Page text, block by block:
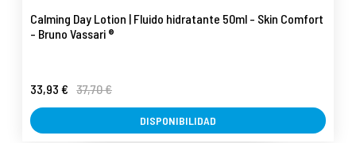
Calming Day Lotion | Fluido hidratante 50ml - Skin Comfort
- Bruno Vassari ®
33,93 € 37,70 €
DISPONIBILIDAD